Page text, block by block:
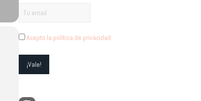
Acepto la política de privacidad